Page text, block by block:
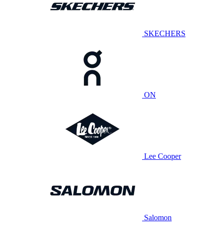
SKECHERS
ON
Lee Cooper
Salomon